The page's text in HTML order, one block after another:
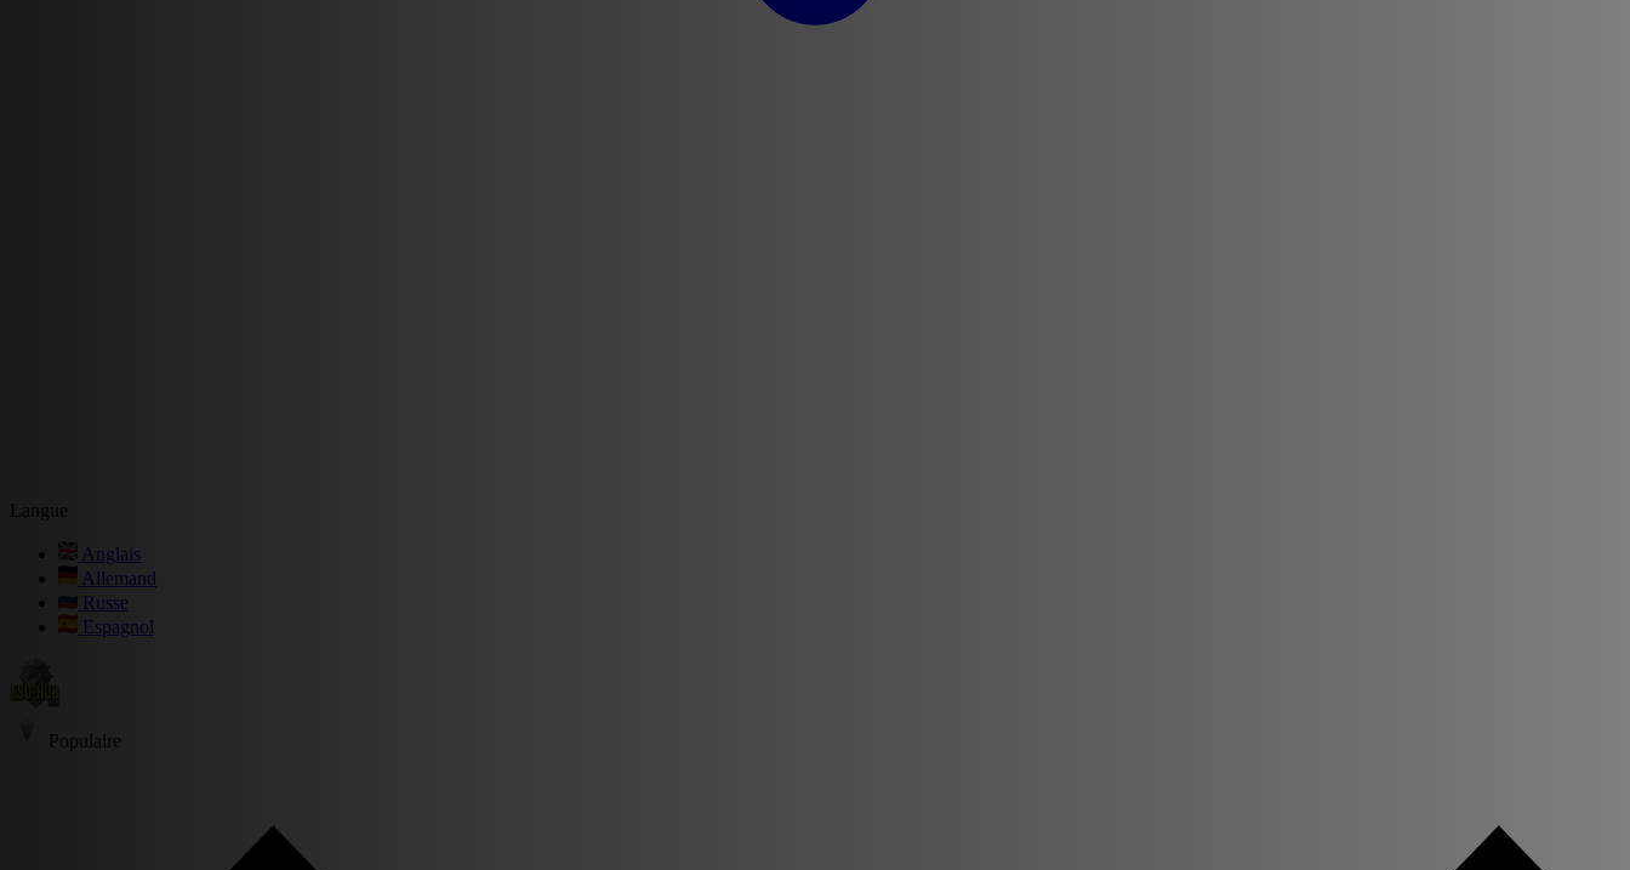
Langue
Anglais
Allemand
Russe
Espagnol
Populaire